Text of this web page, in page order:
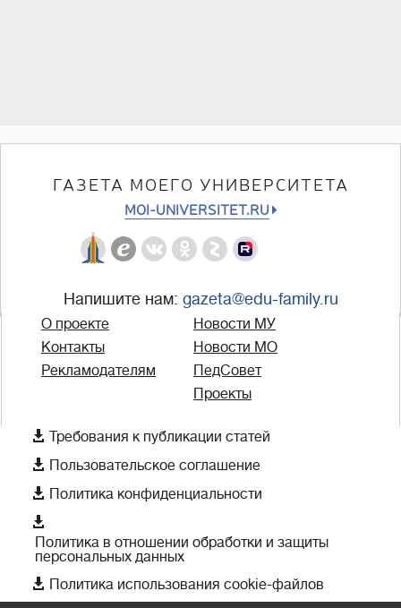
ГАЗЕТА МОЕГО УНИВЕРСИТЕТА
MOI-UNIVERSITET.RU
Напишите нам: gazeta@edu-family.ru
О проекте
Контакты
Рекламодателям
Новости МУ
Новости МО
ПедСовет
Проекты
 Требования к публикации статей
 Пользовательское соглашение
 Политика конфиденциальности

Политика в отношении обработки и защиты
персональных данных
 Политика использования cookie-файлов